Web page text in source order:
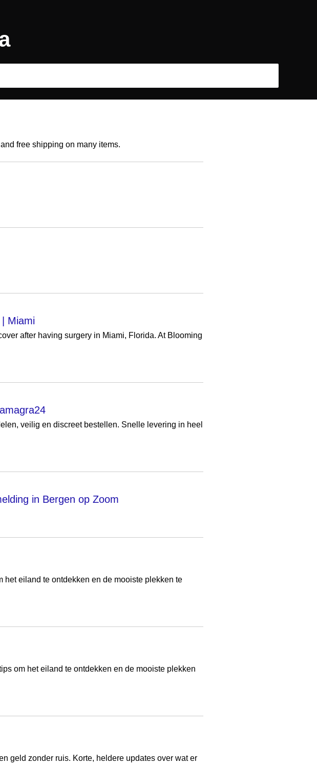
free shipping on many items.
Miami
after having surgery in Miami, Florida. At Blooming
veilig en discreet bestellen. Snelle levering in heel
in Bergen op Zoom
eiland te ontdekken en de mooiste plekken te
om het eiland te ontdekken en de mooiste plekken
geld zonder ruis. Korte, heldere updates over wat er